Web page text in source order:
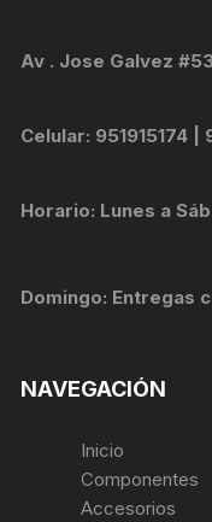
Av . Jose Galvez
Celular: 951915174
Horario: Lunes a
Domingo: Entregas
NAVEGACIÓN
Inicio
Componentes
Accesorios